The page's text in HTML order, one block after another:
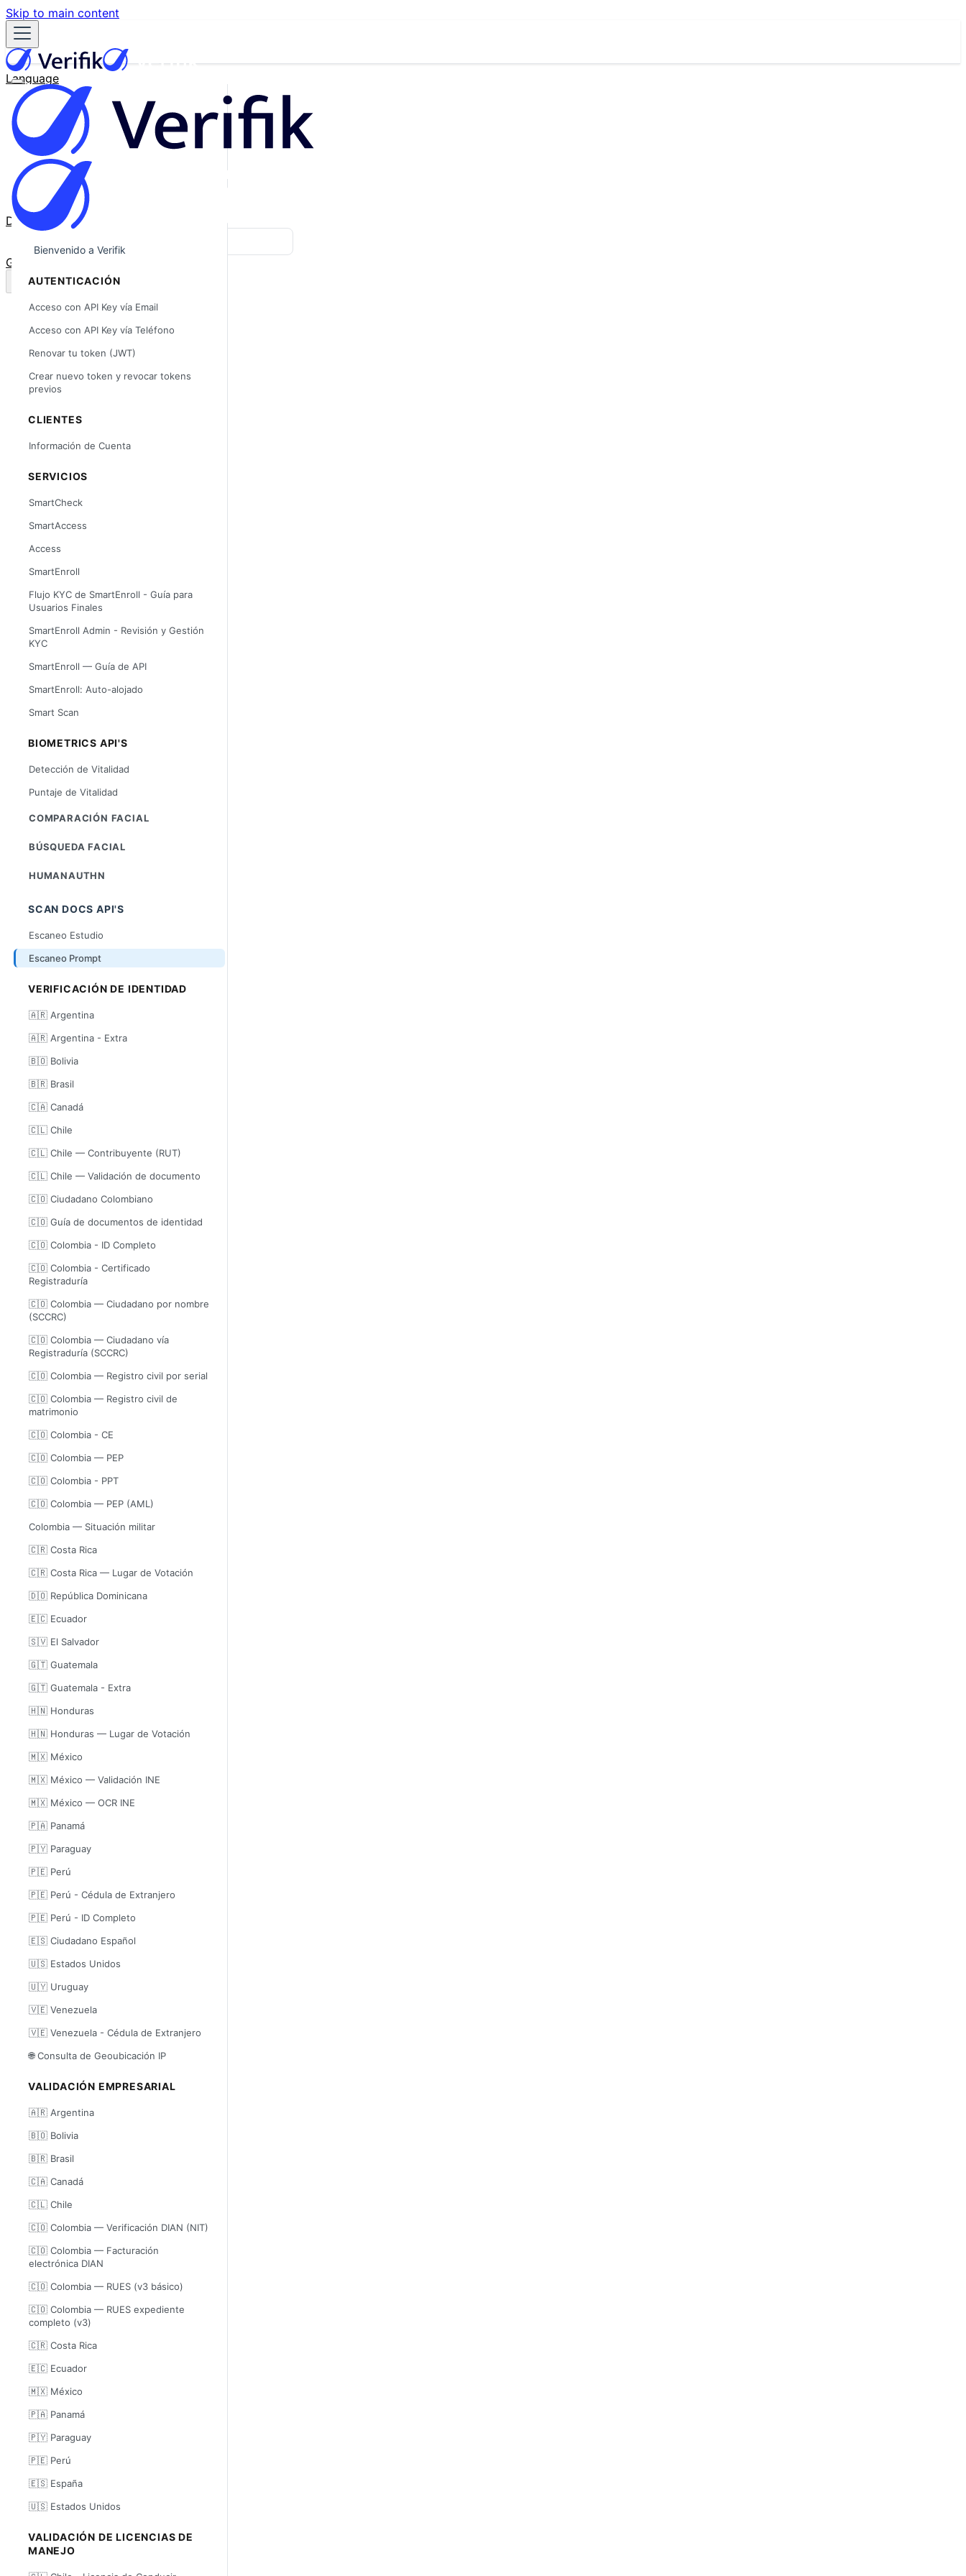
Skip to main content
Language
English
Español
Français
Português
한국어
日本語
中文
Docs
GitHub
Bienvenido a Verifik
AUTENTICACIÓN
Acceso con API Key vía Email
Acceso con API Key vía Teléfono
Renovar tu token (JWT)
Crear nuevo token y revocar tokens
previos
CLIENTES
Información de Cuenta
SERVICIOS
SmartCheck
SmartAccess
Access
SmartEnroll
Flujo KYC de SmartEnroll - Guía para
Usuarios Finales
SmartEnroll Admin - Revisión y Gestión
KYC
SmartEnroll — Guía de API
SmartEnroll: Auto-alojado
Smart Scan
BIOMETRICS API'S
Detección de Vitalidad
Puntaje de Vitalidad
COMPARACIÓN FACIAL
BÚSQUEDA FACIAL
HUMANAUTHN
SCAN DOCS API'S
Escaneo Estudio
Escaneo Prompt
VERIFICACIÓN DE IDENTIDAD
🇦🇷 Argentina
🇦🇷 Argentina - Extra
🇧🇴 Bolivia
🇧🇷 Brasil
🇨🇦 Canadá
🇨🇱 Chile
🇨🇱 Chile — Contribuyente (RUT)
🇨🇱 Chile — Validación de documento
🇨🇴 Ciudadano Colombiano
🇨🇴 Guía de documentos de identidad
🇨🇴 Colombia - ID Completo
🇨🇴 Colombia - Certificado
Registraduría
🇨🇴 Colombia — Ciudadano por nombre
(SCCRC)
🇨🇴 Colombia — Ciudadano vía
Registraduría (SCCRC)
🇨🇴 Colombia — Registro civil por serial
🇨🇴 Colombia — Registro civil de
matrimonio
🇨🇴 Colombia - CE
🇨🇴 Colombia — PEP
🇨🇴 Colombia - PPT
🇨🇴 Colombia — PEP (AML)
Colombia — Situación militar
🇨🇷 Costa Rica
🇨🇷 Costa Rica — Lugar de Votación
🇩🇴 República Dominicana
🇪🇨 Ecuador
🇸🇻 El Salvador
🇬🇹 Guatemala
🇬🇹 Guatemala - Extra
🇭🇳 Honduras
🇭🇳 Honduras — Lugar de Votación
🇲🇽 México
🇲🇽 México — Validación INE
🇲🇽 México — OCR INE
🇵🇦 Panamá
🇵🇾 Paraguay
🇵🇪 Perú
🇵🇪 Perú - Cédula de Extranjero
🇵🇪 Perú - ID Completo
🇪🇸 Ciudadano Español
🇺🇸 Estados Unidos
🇺🇾 Uruguay
🇻🇪 Venezuela
🇻🇪 Venezuela - Cédula de Extranjero
🌐 Consulta de Geoubicación IP
VALIDACIÓN EMPRESARIAL
🇦🇷 Argentina
🇧🇴 Bolivia
🇧🇷 Brasil
🇨🇦 Canadá
🇨🇱 Chile
🇨🇴 Colombia — Verificación DIAN (NIT)
🇨🇴 Colombia — Facturación
electrónica DIAN
🇨🇴 Colombia — RUES (v3 básico)
🇨🇴 Colombia — RUES expediente
completo (v3)
🇨🇷 Costa Rica
🇪🇨 Ecuador
🇲🇽 México
🇵🇦 Panamá
🇵🇾 Paraguay
🇵🇪 Perú
🇪🇸 España
🇺🇸 Estados Unidos
VALIDACIÓN DE LICENCIAS DE
MANEJO